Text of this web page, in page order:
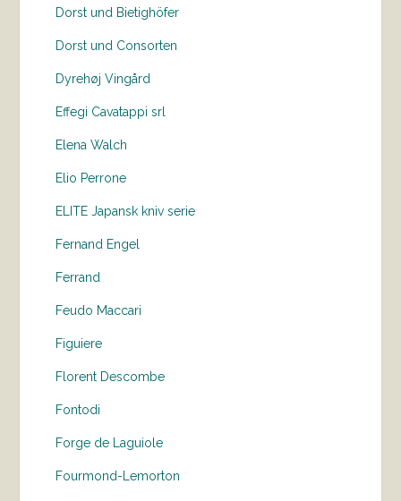
Dorst und Bietighöfer
Dorst und Consorten
Dyrehøj Vingård
Effegi Cavatappi srl
Elena Walch
Elio Perrone
ELITE Japansk kniv serie
Fernand Engel
Ferrand
Feudo Maccari
Figuiere
Florent Descombe
Fontodi
Forge de Laguiole
Fourmond-Lemorton